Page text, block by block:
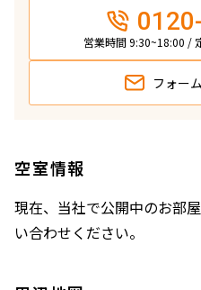
営業時間 9:30~18:00 /
フォー
空室情報
現在、当社で公開中のお部
い合わせください。